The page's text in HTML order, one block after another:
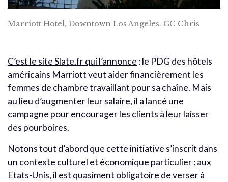
Marriott Hotel, Downtown Los Angeles. CC Chris
C’est le site Slate.fr qui l’annonce : le PDG des hôtels
américains Marriott veut aider financièrement les
femmes de chambre travaillant pour sa chaîne. Mais
au lieu d’augmenter leur salaire, il a lancé une
campagne pour encourager les clients à leur laisser
des pourboires.
Notons tout d’abord que cette initiative s’inscrit dans
un contexte culturel et économique particulier : aux
Etats-Unis, il est quasiment obligatoire de verser à